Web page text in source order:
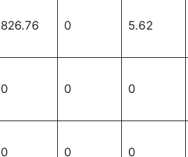
826.76 0 5.62
0 0 0
0 0 0